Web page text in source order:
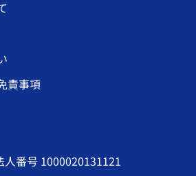
責事項
人番号 1000020131121